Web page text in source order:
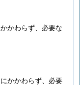
かわらず、必要な
かかわらず、必要